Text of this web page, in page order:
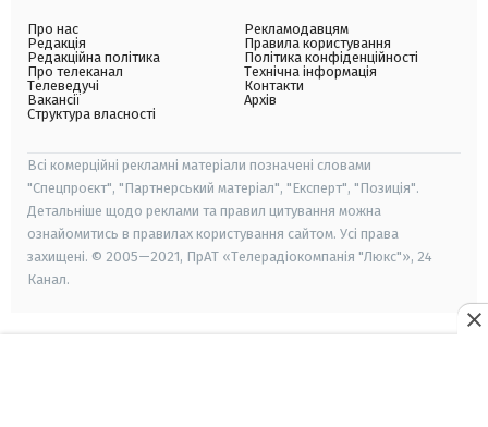
Про нас
Редакція
Редакційна політика
Про телеканал
Телеведучі
Вакансії
Структура власності
Рекламодавцям
Правила користування
Політика конфіденційності
Технічна інформація
Контакти
Архів
Всі комерційні рекламні матеріали позначені словами
"Спецпроєкт", "Партнерський матеріал", "Експерт", "Позиція".
Детальніше щодо реклами та правил цитування можна
ознайомитись в правилах користування сайтом. Усі права
захищені. © 2005—2021, ПрАТ «Телерадіокомпанія "Люкс"», 24
Канал.